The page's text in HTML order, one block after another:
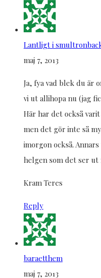
Lantligt i
maj 7, 2013
Ja, fya vad blek du är
vi ut allihopa nu (jag
Här har det också
men det gör inte så
imorgon också.
helgen som det ser ut
Kram Teres
Reply
baraetthem
maj 7, 2013